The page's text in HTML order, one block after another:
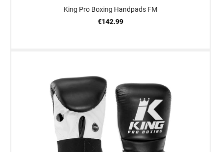
King Pro Boxing Handpads FM
€142.99